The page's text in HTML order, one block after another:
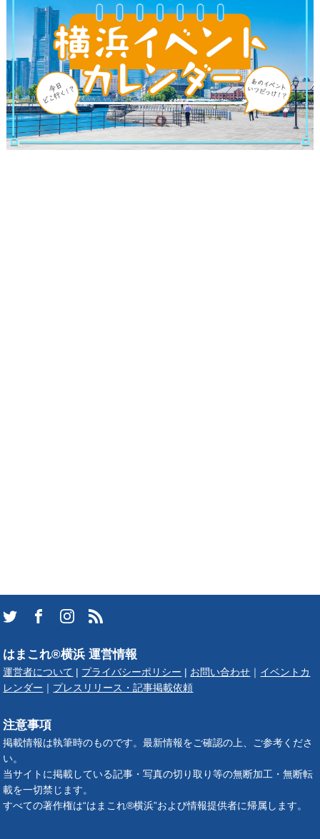
はまこれ®横浜 運営情報
運営者について プライバシーポリシー お問い合わせ
イベントカ
レンダー
プレスリリース・記事掲載依頼
注意事項
掲載情報は執筆時のものです。最新情報をご確認の上、ご参考くださ
い。
当サイトに掲載している記事・写真の切り取り等の無断加工・無断転
載を一切禁じます。
すべての著作権は“はまこれ®横浜”および情報提供者に帰属します。